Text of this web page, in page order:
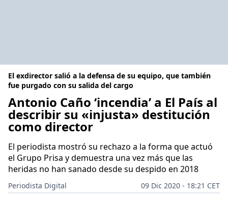
El exdirector salió a la defensa de su equipo, que también
fue purgado con su salida del cargo
Antonio Caño ‘incendia’ a El País al
describir su «injusta» destitución
como director
El periodista mostró su rechazo a la forma que actuó
el Grupo Prisa y demuestra una vez más que las
heridas no han sanado desde su despido en 2018
Periodista Digital
09 Dic 2020 - 18:21 CET